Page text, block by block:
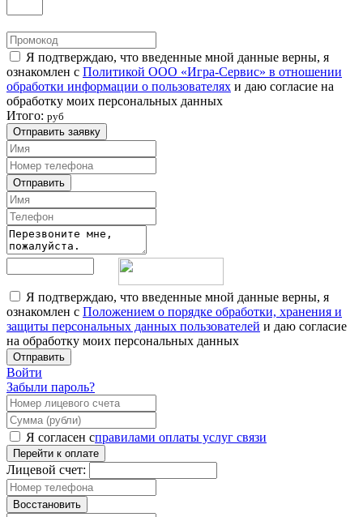
Я подтверждаю, что введенные мной данные верны, я
ознакомлен с Политикой ООО «Игра-Сервис» в отношении
обработки информации о пользователях и даю согласие на
обработку моих персональных данных
Итого: руб
Отправить заявку
Отправить
Я подтверждаю, что введенные мной данные верны, я
ознакомлен с Положением о порядке обработки, хранения и
защиты персональных данных пользователей и даю согласие
на обработку моих персональных данных
Отправить
Войти
Забыли пароль?
Я согласен справилами оплаты услуг связи
Перейти к оплате
Лицевой счет:
Восстановить